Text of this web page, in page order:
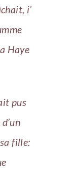
i’
Haye
pus
fille: